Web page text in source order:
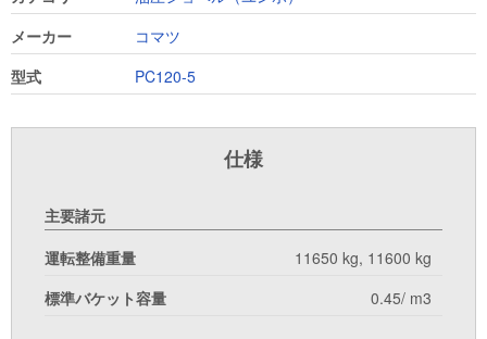
メーカー
コマツ
型式
PC120-5
仕様
主要諸元
運転整備重量
11650 kg, 11600 kg
標準バケット容量
0.45/ m3